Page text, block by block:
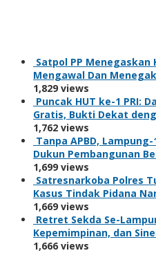
Satpol PP
Mengawal Dan
1,829 views
Puncak HUT ke-1 PRI:
Gratis, Bukti Dekat
1,762 views
Tanpa APBD,
Dukun Pembangunan
1,699 views
Satresnarkoba Polres
Kasus Tindak Pidana
1,669 views
Retret Sekda Se-
Kepemimpinan, dan
1,666 views